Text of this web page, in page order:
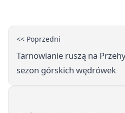
<< Poprzedni
Tarnowianie ruszą na
sezon górskich wędrówek